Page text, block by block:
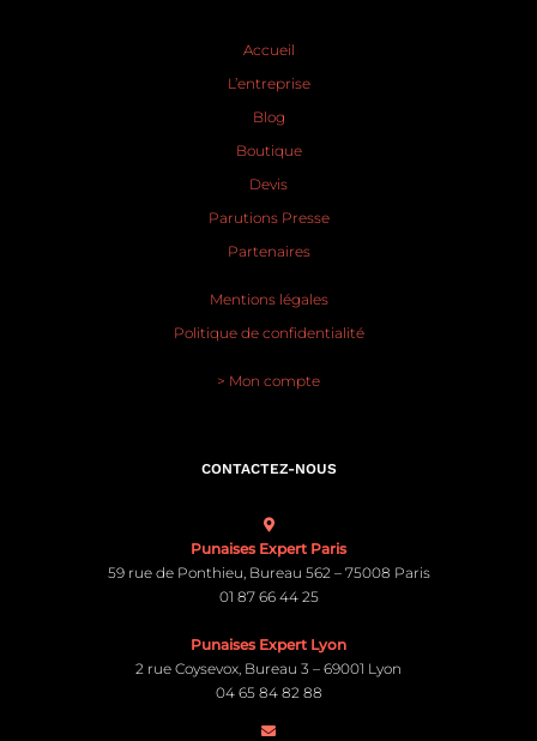
Accueil
L’entreprise
Blog
Boutique
Devis
Parutions Presse
Partenaires
Mentions légales
Politique de confidentialité
> Mon compte
CONTACTEZ-NOUS
Punaises Expert Paris
59 rue de Ponthieu, Bureau 562 – 75008 Paris
01 87 66 44 25
Punaises Expert Lyon
2 rue Coysevox, Bureau 3 – 69001 Lyon
04 65 84 82 88